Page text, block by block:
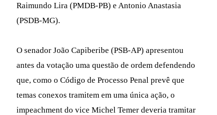
Raimundo Lira (PMDB-PB) e Antonio Anastasia
(PSDB-MG).
O senador João Capiberibe (PSB-AP) apresentou
antes da votação uma questão de ordem defendendo
que, como o Código de Processo Penal prevê que
temas conexos tramitem em uma única ação, o
impeachment do vice Michel Temer deveria tramitar